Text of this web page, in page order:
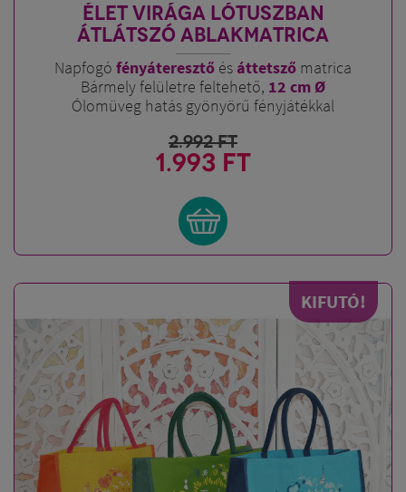
ÉLET VIRÁGA LÓTUSZBAN
ÁTLÁTSZÓ ABLAKMATRICA
Napfogó fényáteresztő és áttetsző matrica
Bármely felületre feltehető, 12 cm Ø
Ólomüveg hatás gyönyörű fényjátékkal
2.992FT
1.993 FT
KIFUTÓ!